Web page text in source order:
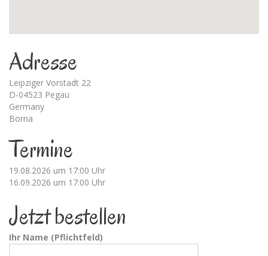
Adresse
Leipziger Vorstadt 22
D-04523 Pegau
Germany
Borna
Termine
19.08.2026 um 17:00 Uhr
16.09.2026 um 17:00 Uhr
Jetzt bestellen
Ihr Name (Pflichtfeld)